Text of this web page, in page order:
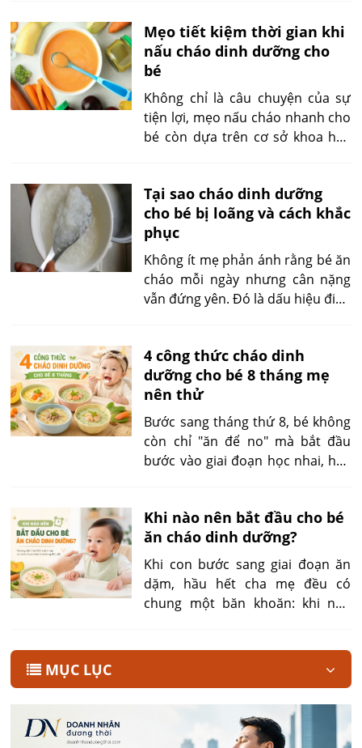
tiết kiệm đáng kể thời gian chuẩn
bị bữa ăn; bên còn lại giúp cha
mẹ chủ động kiểm soát nguyên
liệu và cảm thấy yên tâm hơn về
chất lượng thực phẩm.
Mẹo tiết kiệm thời gian khi
nấu cháo dinh dưỡng cho
bé
Không chỉ là câu chuyện của sự
tiện lợi, mẹo nấu cháo nhanh cho
bé còn dựa trên cơ sở khoa học
nguyên tắc này, mẹ có thể vừa
nấu nhanh vừa đảm bảo giá trị
dinh dưỡng, giúp bé hấp thu tốt
mà không lo mất chất.
Tại sao cháo dinh dưỡng
cho bé bị loãng và cách khắc
phục
Không ít mẹ phản ánh rằng bé ăn
cháo mỗi ngày nhưng cân nặng
vẫn đứng yên. Đó là dấu hiệu điển
cháo quá lâu, pha thêm nước
hầm sai thời điểm hoặc để nguội
quá nhanh. Việc hiểu rõ quy trình
nấu và bảo quản đúng cách sẽ
giúp cháo giữ trọn dinh dưỡng.
4 công thức cháo dinh
dưỡng cho bé 8 tháng mẹ
nên thử
Bước sang tháng thứ 8, bé không
còn chỉ "ăn để no" mà bắt đầu
bước vào giai đoạn học nhai, học
cũng là thời điểm nhu cầu về
năng lượng, protein, sắt, kẽm,
chất béo và các vitamin tăng lên
nhanh chóng để phục vụ quá
trình phát triển não bộ, hệ miễn
dịch, cơ bắp và xương.
Khi nào nên bắt đầu cho bé
ăn cháo dinh dưỡng?
Khi con bước sang giai đoạn ăn
dặm, hầu hết cha mẹ đều có
chung một băn khoăn: khi nào
không ảnh hưởng đến hệ tiêu hóa
MỤC LỤC